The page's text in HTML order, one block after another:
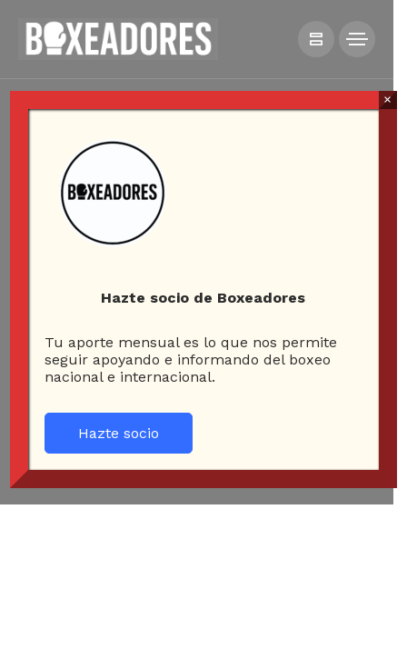
Hazte socio de Boxeadores
Tu aporte mensual es lo que nos permite
seguir apoyando e informando del boxeo
nacional e internacional.
Hazte socio
×